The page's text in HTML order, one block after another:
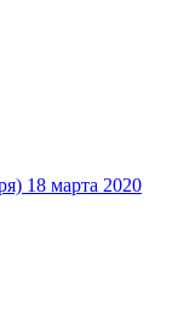
18 марта 2020